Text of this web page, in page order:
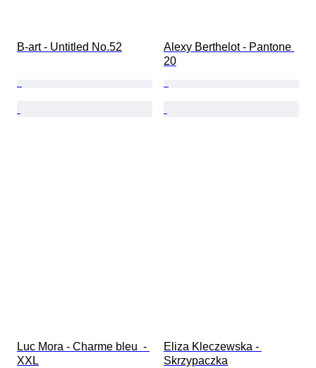
B-art - Untitled No.52
Alexy Berthelot - Pantone
20
Luc Mora - Charme bleu  -
XXL
Eliza Kleczewska -
Skrzypaczka